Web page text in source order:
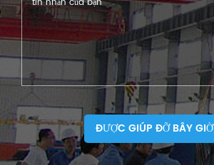
ĐƯỢC GIÚP ĐỠ BÂY GIỜ